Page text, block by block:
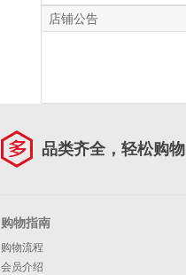
店铺公告
品类齐全，轻松购物
购物指南
购物流程
会员介绍